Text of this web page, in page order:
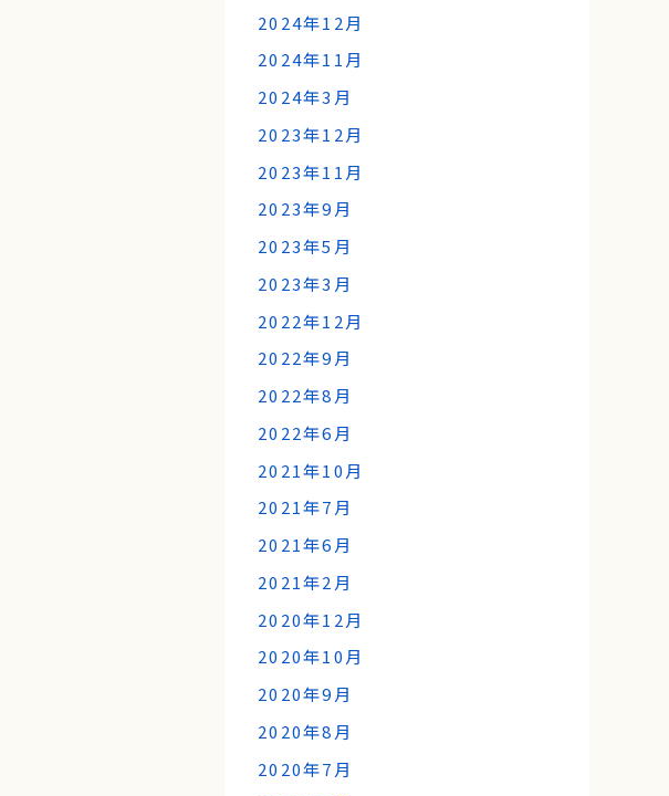
2024年12月
2024年11月
2024年3月
2023年12月
2023年11月
2023年9月
2023年5月
2023年3月
2022年12月
2022年9月
2022年8月
2022年6月
2021年10月
2021年7月
2021年6月
2021年2月
2020年12月
2020年10月
2020年9月
2020年8月
2020年7月